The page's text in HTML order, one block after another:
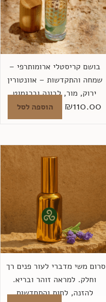
בושם קריסטלי ארומותרפי –
שמחה והתקדשות – אוונטורין
ירוק, מור, לבונה וברגמוט
₪110.00 הוספה לסל
סרום משי מדברי לעור פנים רך ​
וחלק. למראה זוהר ובריא.
להזנה, לחות והתחדשות